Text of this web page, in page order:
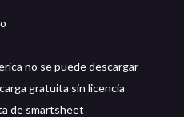
no se puede descargar
gratuita sin licencia
de smartsheet